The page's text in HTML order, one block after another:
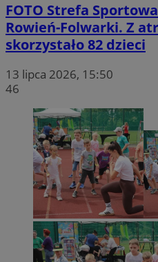
FOTO Strefa
Rowień-Folwarki. Z
skorzystało 82 dzieci
13 lipca 2026, 15:50
46